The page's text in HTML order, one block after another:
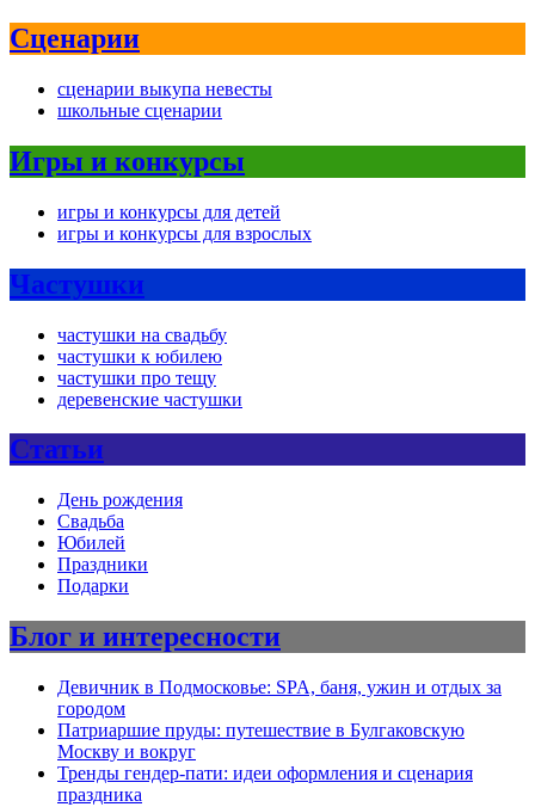
Сценарии
сценарии выкупа невесты
школьные сценарии
Игры и конкурсы
игры и конкурсы для детей
игры и конкурсы для взрослых
Частушки
частушки на свадьбу
частушки к юбилею
частушки про тещу
деревенские частушки
Статьи
День рождения
Свадьба
Юбилей
Праздники
Подарки
Блог и интересности
Девичник в Подмосковье: SPA, баня, ужин и отдых за
городом
Патриаршие пруды: путешествие в Булгаковскую
Москву и вокруг
Тренды гендер-пати: идеи оформления и сценария
праздника